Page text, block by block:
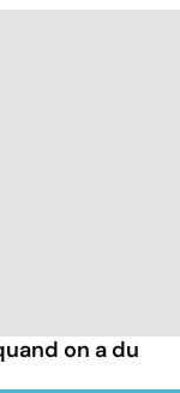
on a du